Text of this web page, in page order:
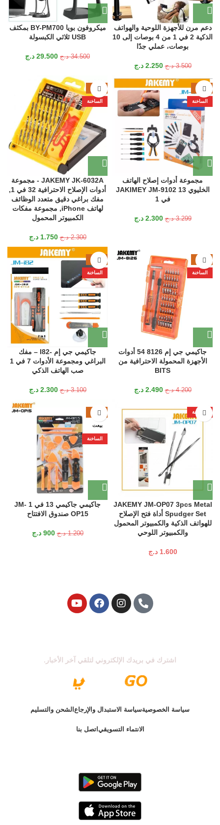
دعم مرن للأجهزة اللوحية والهواتف
الذكية 2 في 1 من 4 بوصات إلى 10
بوصات، عملي جدًا
3.500 د.ج 2.250 د.ج
ميكروفون بويا BY-PM700 بمكثف
USB ثلاثي الكبسولة
34.500 د.ج 29.500 د.ج
-30%
الساخنة
مجموعة أدوات إصلاح الهاتف
الخليوي JAKIMEY JM-9102 13
في 1
3.299 د.ج 2.300 د.ج
-24%
الساخنة
JAKEMY JK-6032A - مجموعة
أدوات الإصلاح الاحترافية 32 في 1,
مفك براغي دقيق متعدد الوظائف
لهاتف iPhone, مجموعة مفكات
الكمبيوتر المحمول
2.300 د.ج 1.750 د.ج
-41%
الساخنة
جاكيمي جي إم 8126 54 أدوات
الأجهزة المحمولة الاحترافية من
BITS
4.200 د.ج 2.490 د.ج
-26%
الساخنة
جاكيمي جي إم -I82 – مفك
البراغي ومجموعة الأدوات 7 في 1
صب الهاتف الذكي
3.100 د.ج 2.300 د.ج
الساخنة
JAKEMY JM-OP07 3pcs Metal
Spudger Set أداة فتح الإصلاح
للهواتف الذكية والكمبيوتر المحمول
والكمبيوتر اللوحي
1.600 د.ج
-25%
بيعت
الساخنة
جاكيمي جاكيمي 13 في 1 JM-
OP15 صندوق الافتتاح
1.200 د.ج 900 د.ج
اشترك في بريدك الإلكتروني لتلقي آخر الأخبار.
سياسة الخصوصيةسياسة الاستبدال والإرجاعالشحن والتسليم
الانتماء التسويقياتصل بنا